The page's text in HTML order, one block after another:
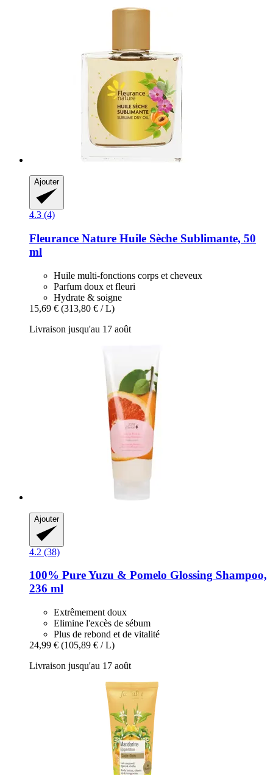
Ajouter
4.3 (4)
Fleurance Nature Huile Sèche Sublimante, 50
ml
Huile multi-fonctions corps et cheveux
Parfum doux et fleuri
Hydrate & soigne
15,69 € (313,80 € / L)
Livraison jusqu'au 17 août
Ajouter
4.2 (38)
100% PureYuzu & Pomelo Glossing Shampoo,
236 ml
Extrêmement doux
Elimine l'excès de sébum
Plus de rebond et de vitalité
24,99 € (105,89 € / L)
Livraison jusqu'au 17 août